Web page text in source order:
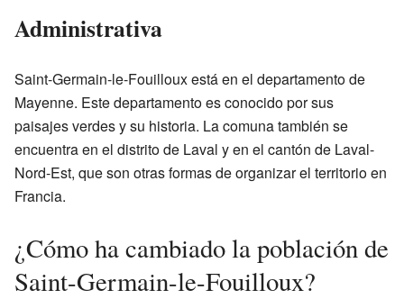
Administrativa
Saint-Germain-le-Fouilloux está en el departamento de
Mayenne. Este departamento es conocido por sus
paisajes verdes y su historia. La comuna también se
encuentra en el distrito de Laval y en el cantón de Laval-
Nord-Est, que son otras formas de organizar el territorio en
Francia.
¿Cómo ha cambiado la población de
Saint-Germain-le-Fouilloux?